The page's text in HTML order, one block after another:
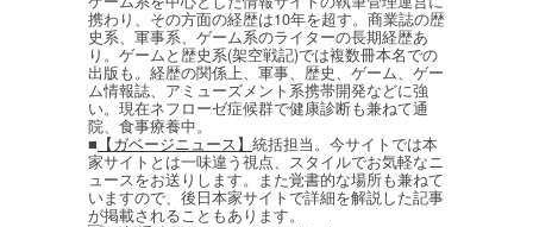
携わり、その方面の経歴は10年を超す。商業誌の歴
史系、軍事系、ゲーム系のライターの長期経歴あ
り。ゲームと歴史系(架空戦記)では複数冊本名での
出版も。経歴の関係上、軍事、歴史、ゲーム、ゲー
ム情報誌、アミューズメント系携帯開発などに強
い。現在ネフローゼ症候群で健康診断も兼ねて通
院、食事療養中。
■ 【ガベージニュース】 統括担当。今サイトでは本
家サイトとは一味違う視点、スタイルでお気軽なニ
ュースをお送りします。また覚書的な場所も兼ねて
いますので、後日本家サイトで詳細を解説した記事
が掲載されることもあります。